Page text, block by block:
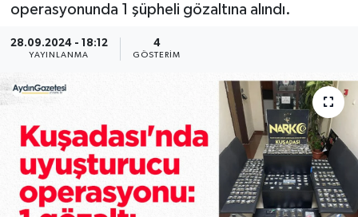
operasyonunda 1 şüpheli gözaltına alındı.
28.09.2024 - 18:12
YAYINLANMA
4
GÖSTERIM